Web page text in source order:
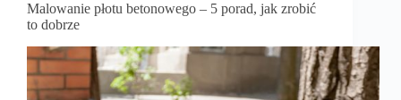
Malowanie płotu betonowego – 5 porad, jak zrobić
to dobrze